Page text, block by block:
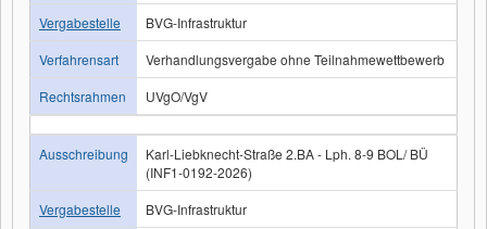
Vergabestelle
BVG-Infrastruktur
Verfahrensart
Verhandlungsvergabe ohne Teilnahmewettbewerb
Rechtsrahmen
UVgO/VgV
Ausschreibung
Karl-Liebknecht-Straße 2.BA - Lph. 8-9 BOL/ BÜ
(INF1-0192-2026)
Vergabestelle
BVG-Infrastruktur